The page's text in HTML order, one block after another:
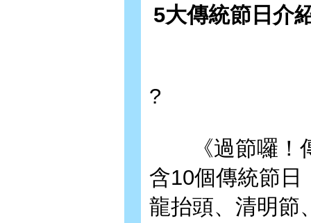
5大傳統節日介
?
《過節囉！傳
含10個傳統節日
龍抬頭、清明節